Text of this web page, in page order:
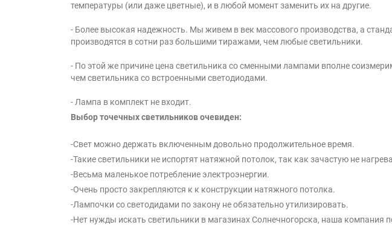
температуры (или даже цветные), и в любой момент заменить их на другие.
- Более высокая надежность. Мы живем в век массового производства, а
производятся в сотни раз большими тиражами, чем любые светильники.
- По этой же причине цена светильника со сменными лампами вполне
чем светильника со встроенными светодиодами.
- Лампа в комплект не входит.
Выбор точечных светильников очевиден:
-Свет можно держать включенным довольно продолжительное время.
-Такие светильники не испортят натяжной потолок, так как зачастую не
-Весьма маленькое потребление электроэнергии.
-Очень просто закрепляются к к конструкции натяжного потолка.
-Лампочки со светодидами по закону не обязательно утилизировать.
-Нет нужды искать светильники в магазинах Солнечногорска, наша компания